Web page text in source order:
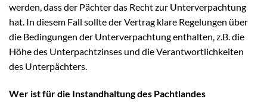
werden, dass der Pächter das Recht zur Unterverpachtung
hat. In diesem Fall sollte der Vertrag klare Regelungen über
die Bedingungen der Unterverpachtung enthalten, z.B. die
Höhe des Unterpachtzinses und die Verantwortlichkeiten
des Unterpächters.
Wer ist für die Instandhaltung des Pachtlandes